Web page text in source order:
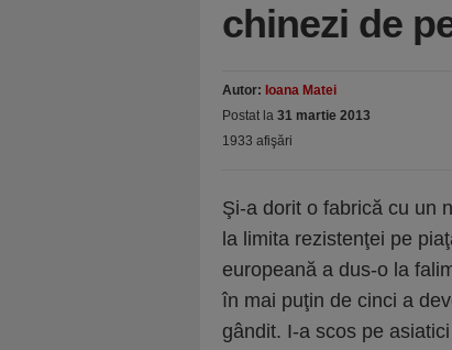
chinezi de
Autor: Ioana Matei
Postat la 31 martie 2013
1933 afişări
Şi-a dorit o fabrică cu un
la limita rezistenţei pe
europeană a dus-o la
în mai puţin de cinci a
gândit. I-a scos pe